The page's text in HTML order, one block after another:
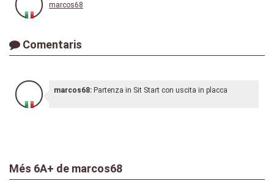
marcos68
Comentaris
marcos68: Partenza in Sit Start con uscita in placca
Més 6A+ de marcos68